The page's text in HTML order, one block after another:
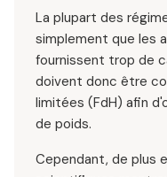
La plupart des
simplement que les
fournissent trop de
doivent donc être
limitées (FdH) afin
de poids.
Cependant, de plus